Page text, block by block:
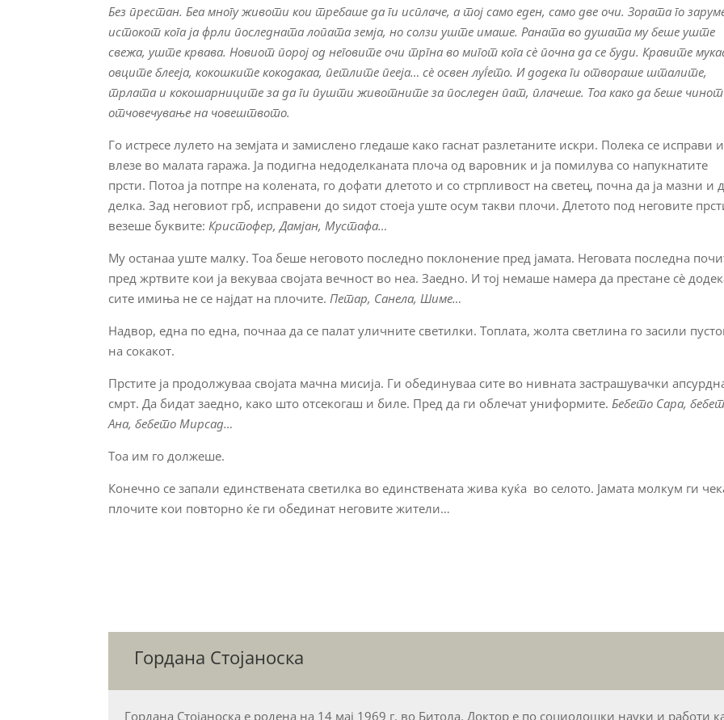
Без престан. Беа многу животи кои требаше да ги исплаче, а тој само еден, само две очи. Зората го
истокот кога ја фрли последната лопата земја, но солзи уште имаше. Раната во душата му беше уште
свежа, уште крвава. Новиот порој од неговите очи тргна во мигот кога сè почна да се буди. Кравите
овците блееја, кокошките кокодакаа, петлите пееја… сè освен луѓето. И додека ги отвораше шталите,
трлата и кокошарниците за да ги пушти животните за последен пат, плачеше. Тоа како да беше
отчовечување на човештвото.
Го истресе лулето на земјата и замислено гледаше како гаснат разлетаните искри. Полека се исправи и
влезе во малата гаража. Ја подигна недоделканата плоча од варовник и ја помилува со напукнатите
прсти. Потоа ја потпре на колената, го дофати длетото и со стрпливост на светец, почна да ја мазни и
делка. Зад неговиот грб, исправени до ѕидот стоеја уште осум такви плочи. Длетото под неговите
везеше буквите:Кристофер, Дамјан, Мустафа…
Му останаа уште малку. Тоа беше неговото последно поклонение пред јамата. Неговата последна
пред жртвите кои ја векуваа својата вечност во неа. Заедно. И тој немаше намера да престане сè
сите имиња не се најдат на плочите.Петар, Санела, Шиме…
Надвор, една по една, почнаа да се палат уличните светилки. Топлата, жолта светлина го засили
на сокакот.
Прстите ја продолжуваа својата мачна мисија. Ги обединуваа сите во нивната застрашувачки
смрт. Да бидат заедно, како што отсекогаш и биле. Пред да ги облечат униформите.Бебето Сара,
Ана, бебето Мирсад…
Тоа им го должеше.
Конечно се запали единствената светилка во единствената жива куќа во селото. Јамата молкум ги
плочите кои повторно ќе ги обединат неговите жители…
Гордана Стојаноска
Гордана Стојаноска е родена на 14 мај 1969 г. во Битола. Доктор е по социолошки науки и работи